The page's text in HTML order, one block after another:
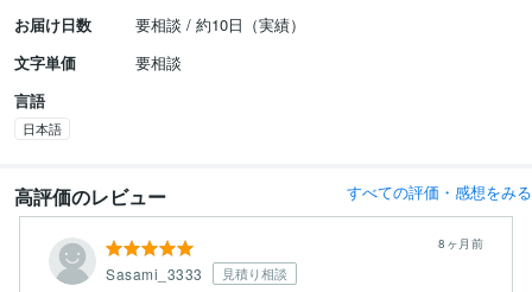
お届け日数
要相談 / 約10日（実績）
文字単価
要相談
言語
日本語
高評価のレビュー すべての評価・感想をみる
Sasami_3333 見積り相談
8ヶ月前